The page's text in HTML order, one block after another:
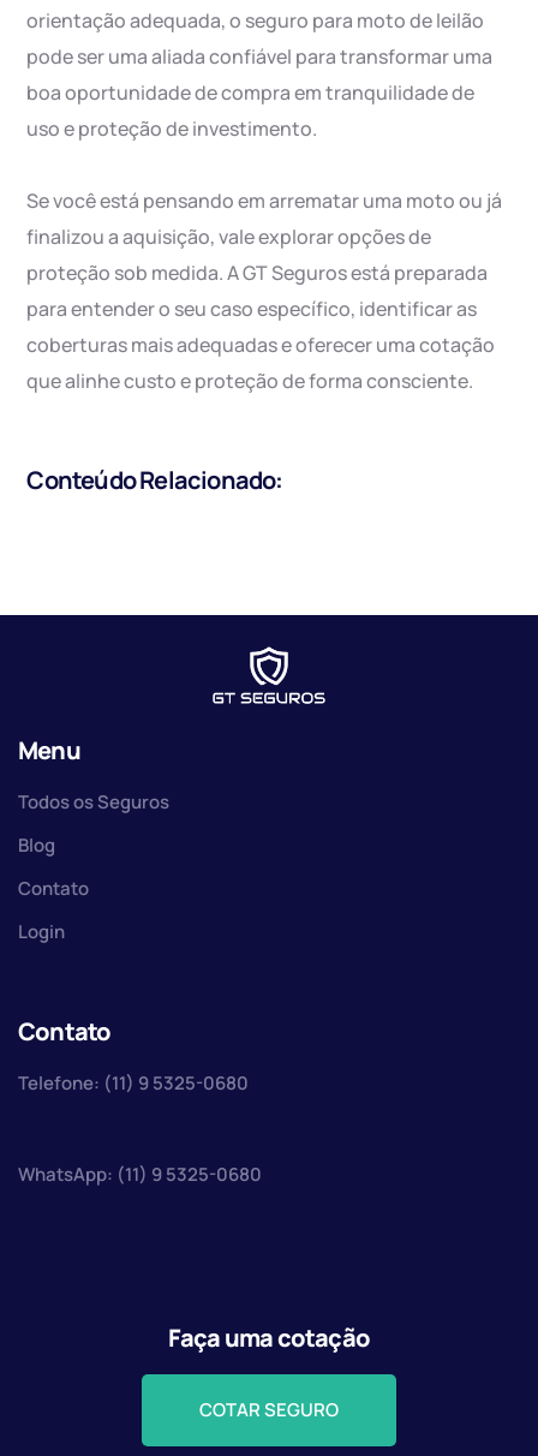
orientação adequada, o seguro para moto de leilão
pode ser uma aliada confiável para transformar uma
boa oportunidade de compra em tranquilidade de
uso e proteção de investimento.
Se você está pensando em arrematar uma moto ou já
finalizou a aquisição, vale explorar opções de
proteção sob medida. A GT Seguros está preparada
para entender o seu caso específico, identificar as
coberturas mais adequadas e oferecer uma cotação
que alinhe custo e proteção de forma consciente.
Conteúdo Relacionado:
Menu
Todos os Seguros
Blog
Contato
Login
Contato
Telefone: (11) 9 5325-0680
WhatsApp: (11) 9 5325-0680
Faça uma cotação
COTAR SEGURO